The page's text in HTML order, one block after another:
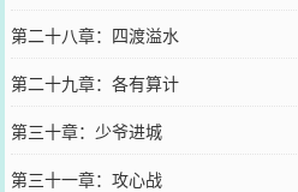
第二十八章：四渡溢水
第二十九章：各有算计
第三十章：少爷进城
第三十一章：攻心战